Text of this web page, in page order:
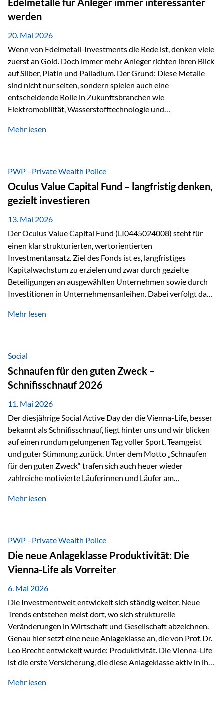
Spannungen und ein schleichender Vertrauensverlust in
ungedeckte Papierwährungen. Wie groß dieser
Vertrauensverlust ausfällt, zeigt ein nüchterner
werden
20. Mai 2026
Wenn von Edelmetall-Investments die Rede ist, denken viele
zuerst an Gold. Doch immer mehr Anleger richten ihren Blick
auf Silber, Platin und Palladium. Der Grund: Diese Metalle
sind nicht nur selten, sondern spielen auch eine
entscheidende Rolle in Zukunftsbranchen wie
Elektromobilität, Wasserstofftechnologie und
Faktoren für Investoren – begrenztes Angebot und
klassischer „Sicherheitsanker“ gilt, bieten Silber, Platin und
Palladium zusätzlich die Chance, von technologischen
Entwicklungen zu profitieren. Die Nachfrage entsteht nicht
nur durch Anleger, sondern vor allem durch die Industrie.
Gerade in…
Mehr lesen
PWP - Private Wealth Police
Oculus Value Capital Fund – langfristig denken,
gezielt investieren
13. Mai 2026
Der Oculus Value Capital Fund (LI0445024008) steht für
einen klar strukturierten, wertorientierten
Investmentansatz. Ziel des Fonds ist es, langfristiges
Kapitalwachstum zu erzielen und zwar durch gezielte
Beteiligungen an ausgewählten Unternehmen sowie durch
Investitionen in Unternehmensanleihen. Dabei verfolgt das
Marktbewegungen stehen im Fokus, sondern die
innerhalb der Private Wealth Police der Vienna-Life steht
der Oculus Value Capital Fund für einen langfristig
orientierten Value-Investing-Ansatz mit Fokus auf
fundamentale Unternehmensanalyse und nachhaltige
Wertentwicklung. Der Investmentansatz: Value Investing
mit Weitblick Im Zentrum steht ein…
Mehr lesen
Social
Schnaufen für den guten Zweck –
Schnifisschnauf 2026
11. Mai 2026
Der diesjährige Social Active Day der die Vienna-Life, besser
bekannt als Schnifisschnauf, liegt hinter uns und wir blicken
auf einen rundum gelungenen Tag voller Sport, Teamgeist
und guter Stimmung zurück. Unter dem Motto „Schnaufen
für den guten Zweck“ trafen sich auch heuer wieder
zahlreiche motivierte Läuferinnen und Läufer am
Höchstleistungen für einen guten Zweck zu erbringen. Mit
Mäder gesammelt werden konnten. Die anspruchsvolle
Strecke mit rund 4,8 Kilometern und 680 Höhenmetern
stellte die Teilnehmerinnen und Teilnehmer vor eine
sportliche Herausforderung. Doch…
Mehr lesen
PWP - Private Wealth Police
Die neue Anlageklasse Produktivität: Die
Vienna-Life als Vorreiter
6. Mai 2026
Die Investmentwelt entwickelt sich ständig weiter. Neue
Trends entstehen meist dort, wo sich strukturelle
Veränderungen in Wirtschaft und Gesellschaft abzeichnen.
Genau hier setzt eine neue Anlageklasse an, die von Prof. Dr.
Leo Brecht entwickelt wurde: Produktivität. Die Vienna-Life
ist die erste Versicherung, die diese Anlageklasse aktiv in ihre
Vorreiter. Warum auf das Thema Produktivität setzen? Die
Mehr lesen